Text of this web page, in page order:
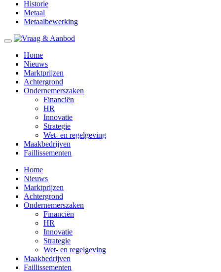
Historie
Metaal
Metaalbewerking
Home
Nieuws
Marktprijzen
Achtergrond
Ondernemerszaken
Financiën
HR
Innovatie
Strategie
Wet- en regelgeving
Maakbedrijven
Faillissementen
Home
Nieuws
Marktprijzen
Achtergrond
Ondernemerszaken
Financiën
HR
Innovatie
Strategie
Wet- en regelgeving
Maakbedrijven
Faillissementen